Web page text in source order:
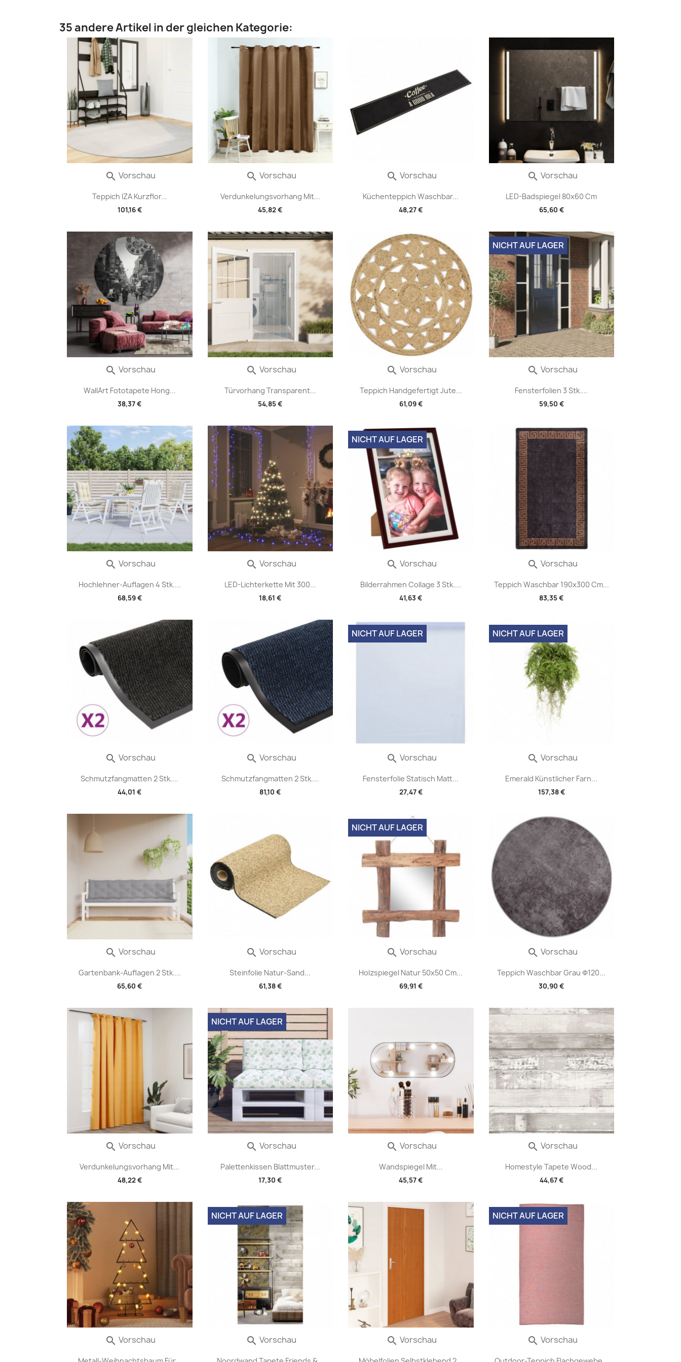
35 andere Artikel in der gleichen Kategorie:
Teppich IZA Kurzflor...
101,16 €
 Vorschau
Verdunkelungsvorhang Mit...
45,82 €
 Vorschau
Küchenteppich Waschbar...
48,27 €
 Vorschau
LED-Badspiegel 80x60 Cm
65,60 €
 Vorschau
WallArt Fototapete Hong...
38,37 €
 Vorschau
Türvorhang Transparent...
54,85 €
 Vorschau
Teppich Handgefertigt Jute...
61,09 €
 Vorschau
Fensterfolien 3 Stk....
59,50 €
NICHT AUF LAGER
 Vorschau
Hochlehner-Auflagen 4 Stk....
68,59 €
 Vorschau
LED-Lichterkette Mit 300...
18,61 €
 Vorschau
Bilderrahmen Collage 3 Stk....
41,63 €
NICHT AUF LAGER
 Vorschau
Teppich Waschbar 190x300 Cm...
83,35 €
 Vorschau
Schmutzfangmatten 2 Stk....
44,01 €
 Vorschau
Schmutzfangmatten 2 Stk....
81,10 €
 Vorschau
Fensterfolie Statisch Matt...
27,47 €
NICHT AUF LAGER
 Vorschau
Emerald Künstlicher Farn...
157,38 €
NICHT AUF LAGER
 Vorschau
Gartenbank-Auflagen 2 Stk....
65,60 €
 Vorschau
Steinfolie Natur-Sand...
61,38 €
 Vorschau
Holzspiegel Natur 50x50 Cm...
69,91 €
NICHT AUF LAGER
 Vorschau
Teppich Waschbar Grau Φ120...
30,90 €
 Vorschau
Verdunkelungsvorhang Mit...
48,22 €
 Vorschau
Palettenkissen Blattmuster...
17,30 €
NICHT AUF LAGER
 Vorschau
Wandspiegel Mit...
45,57 €
 Vorschau
Homestyle Tapete Wood...
44,67 €
 Vorschau
 Vorschau
NICHT AUF LAGER
 Vorschau  Vorschau
NICHT AUF LAGER
 Vorschau